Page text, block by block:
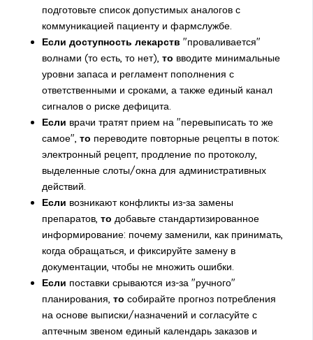
подготовьте список допустимых аналогов с
коммуникацией пациенту и фармслужбе.
Если доступность лекарств "проваливается"
волнами (то есть, то нет), то вводите минимальные
уровни запаса и регламент пополнения с
ответственными и сроками, а также единый канал
сигналов о риске дефицита.
Если врачи тратят прием на "перевыписать то же
самое", то переводите повторные рецепты в поток:
электронный рецепт, продление по протоколу,
выделенные слоты/окна для административных
действий.
Если возникают конфликты из-за замены
препаратов, то добавьте стандартизированное
информирование: почему заменили, как принимать,
когда обращаться, и фиксируйте замену в
документации, чтобы не множить ошибки.
Если поставки срываются из-за "ручного"
планирования, то собирайте прогноз потребления
на основе выписки/назначений и согласуйте с
аптечным звеном единый календарь заказов и